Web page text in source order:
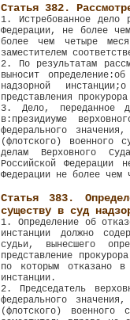
Статья 382.
1. Истребованное дело
Федерации, не более
более чем четыре
заместителем
2. По результатам
выносит
надзорной
представления
3. Дело, переданное
в:президиуме
федерального
(флотского) военного
делам Верховного
Российской Федерации
Федерации не более чем
Статья 383.
существу в суд
1. Определение об
инстанции должно
судьи, вынесшего
представление
по которым отказано
инстанции.
2. Председатель
федерального
(флотского) военного